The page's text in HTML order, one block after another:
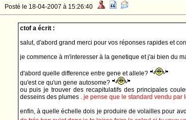
Posté le 18-04-2007 à 15:26:40
ctof a écrit :
salut, d'abord grand merci pour vos réponses rapides et
je commence à m'interesser à la genetique et j'ai bien du
d'abord quelle difference entre gene et allele?
qu'est ce qu'un gene autosome?
ou puis je trouver des recapitulatifs des principales
desseins des plumes . je pense que le standard vendu par
enfin, à quelle échelle dois je produire de volailles pour